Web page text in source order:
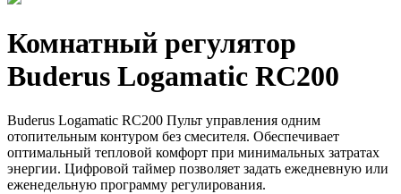
Комнатный регулятор
Buderus Logamatic RC200
Buderus Logamatic RC200 Пульт управления одним
отопительным контуром без смесителя. Обеспечивает
оптимальный тепловой комфорт при минимальных затратах
энергии. Цифровой таймер позволяет задать ежедневную или
еженедельную программу регулирования.